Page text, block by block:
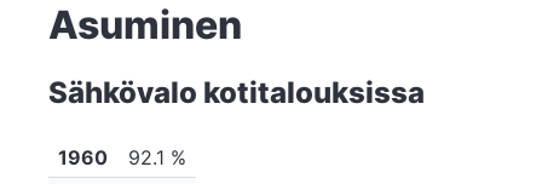
Asuminen
Sähkövalo kotitalouksissa
1960
92.1 %